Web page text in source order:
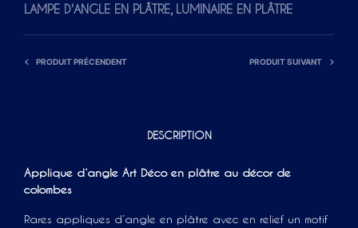
E
LAMPE D'ANGLE EN PLÂTRE, LUMINAIRE EN PLÂTRE
PRODUIT PRÉCENDENT PRODUIT SUIVANT
DESCRIPTION
Applique d’angle Art Déco en plâtre au décor de
colombes
Rares appliques d’angle en plâtre avec en relief un motif